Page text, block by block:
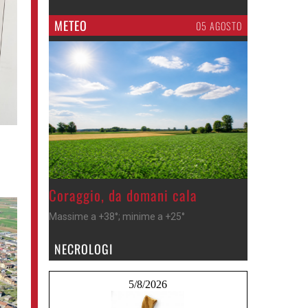
METEO 05 AGOSTO
>
Coraggio, da domani cala
Massime a +38°; minime a +25°
NECROLOGI
5/8/2026